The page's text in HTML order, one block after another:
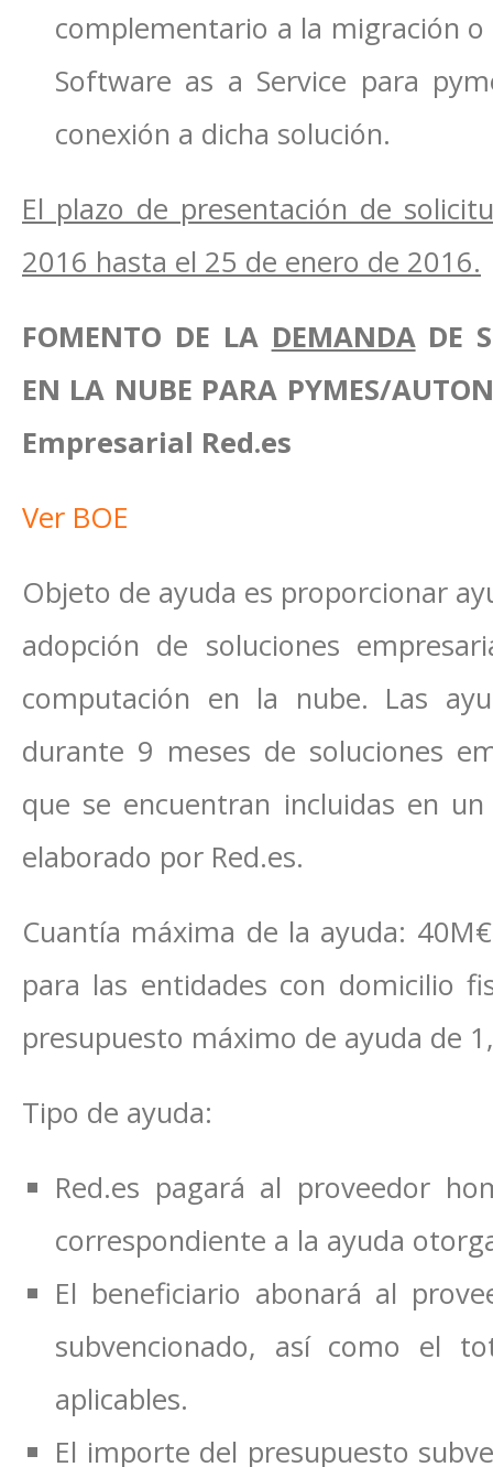
complementario a la migración
Software as a Service para
conexión a dicha solución.
El plazo de presentación de
2016 hasta el 25 de enero de 2016.
FOMENTO DE LA DEMANDADE
EN LA NUBE PARA PYMES/
Empresarial Red.es
Ver BOE
Objeto de ayuda es proporcionar
adopción de soluciones
computación en la nube. Las
durante 9 meses de soluciones
que se encuentran incluidas en
elaborado por Red.es.
Cuantía máxima de la ayuda:
para las entidades con domicilio
presupuesto máximo de ayuda de
Tipo de ayuda:
Red.es pagará al proveedor
correspondiente a la ayuda
El beneficiario abonará al
subvencionado, así como el
aplicables.
El importe del presupuesto